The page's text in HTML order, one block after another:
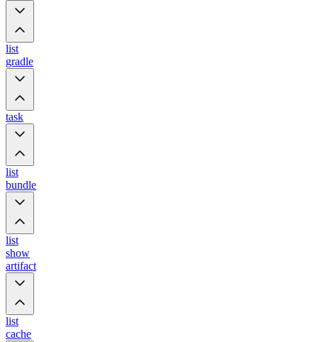
list
gradle
task
list
bundle
list
show
artifact
list
cache